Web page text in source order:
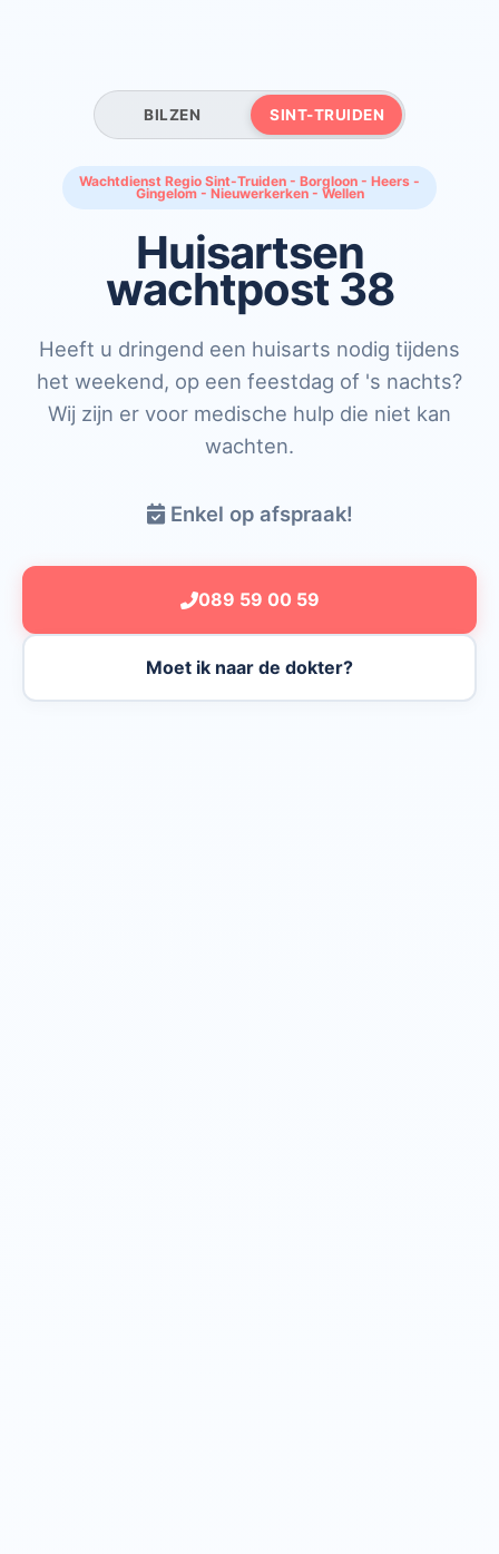
BILZEN SINT-TRUIDEN
Wachtdienst Regio Sint-Truiden - Borgloon - Heers -
Gingelom - Nieuwerkerken - Wellen
Huisartsen
wachtpost 38
Heeft u dringend een huisarts nodig tijdens
het weekend, op een feestdag of 's nachts?
Wij zijn er voor medische hulp die niet kan
wachten.
Enkel op afspraak!
089 59 00 59
Moet ik naar de dokter?